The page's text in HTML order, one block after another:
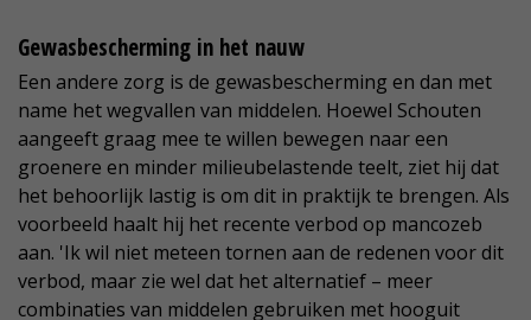
Gewasbescherming in het nauw
Een andere zorg is de gewasbescherming en dan met
name het wegvallen van middelen. Hoewel Schouten
aangeeft graag mee te willen bewegen naar een
groenere en minder milieubelastende teelt, ziet hij dat
het behoorlijk lastig is om dit in praktijk te brengen. Als
voorbeeld haalt hij het recente verbod op mancozeb
aan. 'Ik wil niet meteen tornen aan de redenen voor dit
verbod, maar zie wel dat het alternatief – meer
combinaties van middelen gebruiken met hooguit